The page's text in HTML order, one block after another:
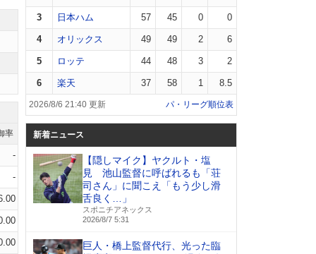
率
-
-
3 日本ハム 57 45 0 0
4 オリックス 49 49 2 6
5 ロッテ 44 48 3 2
6 楽天 37 58 1 8.5
2026/8/6 21:40 更新 パ・リーグ順位表
新着ニュース
【隠しマイク】ヤクルト・塩
見 池山監督に呼ばれるも「荘
司さん」に聞こえ「もう少し滑
舌良く…」
スポニチアネックス
2026/8/7 5:31
巨人・橋上監督代行、光った臨